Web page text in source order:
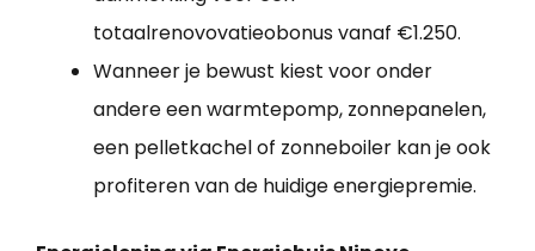
totaalrenovovatieobonus vanaf €1.250.
Wanneer je bewust kiest voor onder
andere een warmtepomp, zonnepanelen,
een pelletkachel of zonneboiler kan je ook
profiteren van de huidige energiepremie.